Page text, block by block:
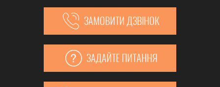
ЗАМОВИТИ ДЗВІНОК
ЗАДАЙТЕ ПИТАННЯ